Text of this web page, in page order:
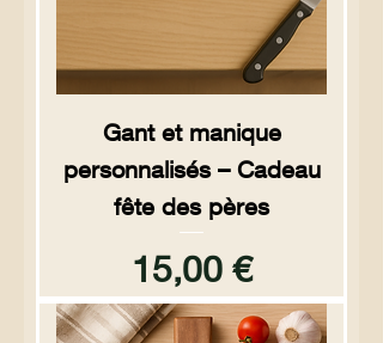
Gant et manique
personnalisés – Cadeau
fête des pères
Prix
15,00 €